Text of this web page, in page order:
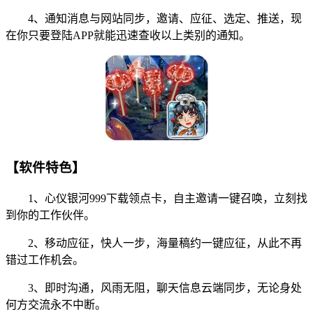
4、通知消息与网站同步，邀请、应征、选定、推送，现
在你只要登陆APP就能迅速查收以上类别的通知。
【软件特色】
1、心仪银河999下载领点卡，自主邀请一键召唤，立刻找
到你的工作伙伴。
2、移动应征，快人一步，海量稿约一键应征，从此不再
错过工作机会。
3、即时沟通，风雨无阻，聊天信息云端同步，无论身处
何方交流永不中断。